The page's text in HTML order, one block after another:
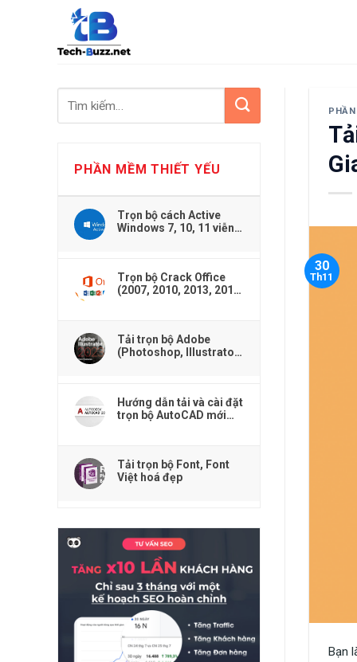
PHẦN MỀM THIẾT YẾU
Trọn bộ cách Active
Windows 7, 10, 11 viễn
Trọn bộ Crack Office
(2007, 2010, 2013, 2016,
Tải trọn bộ Adobe
(Photoshop, Illustrator,
Hướng dẫn tải và cài đặt
trọn bộ AutoCAD mới
Tải trọn bộ Font, Font
Việt hoá đẹp
30
Th11
Bạn